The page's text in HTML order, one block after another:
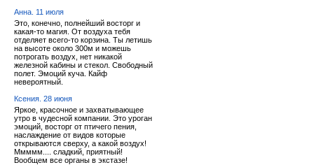
Анна. 11 июля
Это, конечно, полнейший восторг и
какая-то магия. От воздуха тебя
отделяет всего-то корзина. Ты летишь
на высоте около 300м и можешь
потрогать воздух, нет никакой
железной кабины и стекол. Свободный
полет. Эмоций куча. Кайф
невероятный.
Ксения. 28 июня
Яркое, красочное и захватывающее
утро в чудесной компании. Это уроган
эмоций, восторг от птичего пения,
наслаждение от видов которые
открываются сверху, а какой воздух!
Ммммм.... сладкий, приятный!
Вообщем все органы в экстазе!